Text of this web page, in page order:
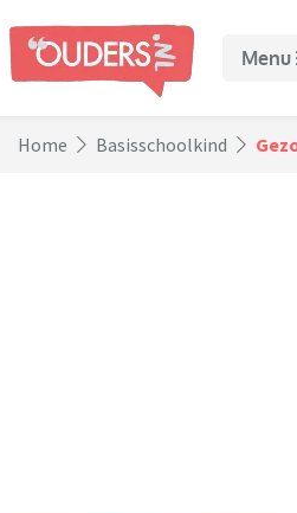
Menu
Home Basisschoolkind